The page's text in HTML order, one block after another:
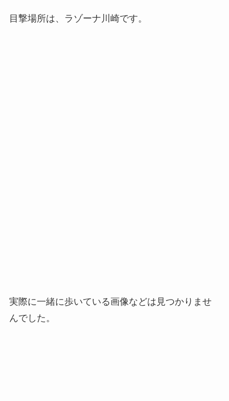
目撃場所は、ラゾーナ川崎です。
実際に一緒に歩いている画像などは見つかりませ
んでした。